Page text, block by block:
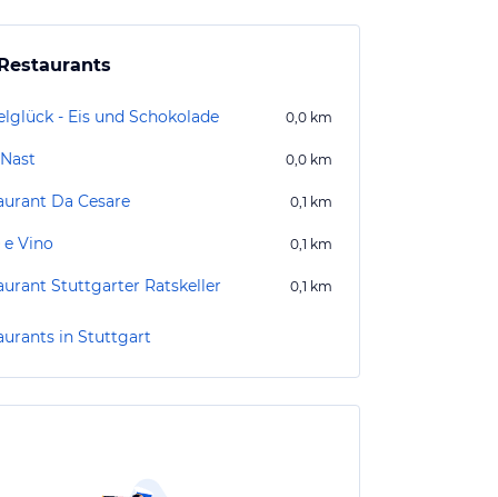
- Eis und Schokolade 0,0 km
0,0 km
Da Cesare 0,1 km
e Vino 0,1 km
Stuttgarter Ratskeller 0,1 km
in Stuttgart